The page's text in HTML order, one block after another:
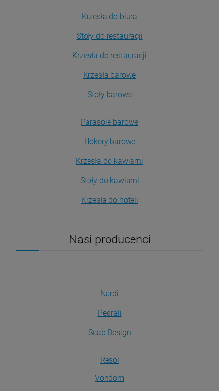
Krzesła do biura
Stoły do restauracji
Krzesła do restauracji
Krzesła barowe
Stoły barowe
Parasole barowe
Hokery barowe
Krzesła do kawiarni
Stoły do kawiarni
Krzesła do hoteli
Nasi producenci
Nardi
Pedrali
Scab Design
Resol
Vondom